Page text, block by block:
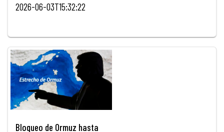
2026-06-03T15:32:22
Bloqueo de Ormuz hasta